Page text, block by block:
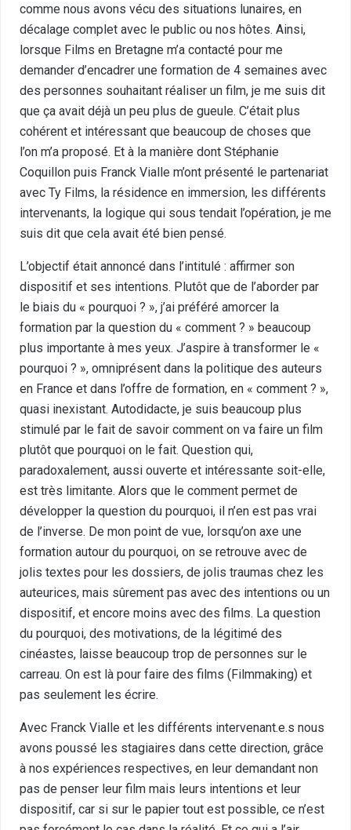
comme nous avons vécu des situations lunaires, en
décalage complet avec le public ou nos hôtes. Ainsi,
lorsque Films en Bretagne m’a contacté pour me
demander d’encadrer une formation de 4 semaines avec
des personnes souhaitant réaliser un film, je me suis dit
que ça avait déjà un peu plus de gueule. C’était plus
cohérent et intéressant que beaucoup de choses que
l’on m’a proposé. Et à la manière dont Stéphanie
Coquillon puis Franck Vialle m’ont présenté le partenariat
avec Ty Films, la résidence en immersion, les différents
intervenants, la logique qui sous tendait l’opération, je me
suis dit que cela avait été bien pensé.
L’objectif était annoncé dans l’intitulé : affirmer son
dispositif et ses intentions. Plutôt que de l’aborder par
le biais du « pourquoi ? », j’ai préféré amorcer la
formation par la question du « comment ? » beaucoup
plus importante à mes yeux. J’aspire à transformer le «
pourquoi ? », omniprésent dans la politique des auteurs
en France et dans l’offre de formation, en « comment ? »,
quasi inexistant. Autodidacte, je suis beaucoup plus
stimulé par le fait de savoir comment on va faire un film
plutôt que pourquoi on le fait. Question qui,
paradoxalement, aussi ouverte et intéressante soit-elle,
est très limitante. Alors que le comment permet de
développer la question du pourquoi, il n’en est pas vrai
de l’inverse. De mon point de vue, lorsqu’on axe une
formation autour du pourquoi, on se retrouve avec de
jolis textes pour les dossiers, de jolis traumas chez les
auteurices, mais sûrement pas avec des intentions ou un
dispositif, et encore moins avec des films. La question
du pourquoi, des motivations, de la légitimé des
cinéastes, laisse beaucoup trop de personnes sur le
carreau. On est là pour faire des films (Filmmaking) et
pas seulement les écrire.
Avec Franck Vialle et les différents intervenant.e.s nous
avons poussé les stagiaires dans cette direction, grâce
à nos expériences respectives, en leur demandant non
pas de penser leur film mais leurs intentions et leur
dispositif, car si sur le papier tout est possible, ce n’est